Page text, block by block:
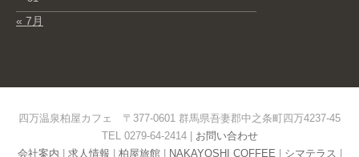
« 7月
四万温泉柏屋カフェ 〒377-0601 群馬県吾妻郡中之条町四万4237-45
TEL 0279-64-2414 | お問い合わせ
会社案内
求人情報 柏屋旅館| NAKAYOSHI COFFEE シマテラス